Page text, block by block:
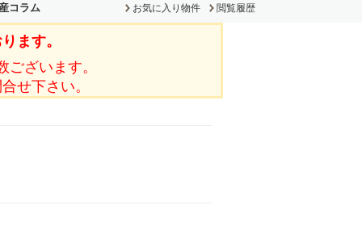
コラム
ム
お気に入り物件 閲覧履歴
ます。
ざいます。
せ下さい。